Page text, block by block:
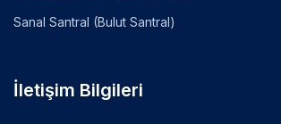
Sanal Santral (Bulut Santral)
İletişim Bilgileri